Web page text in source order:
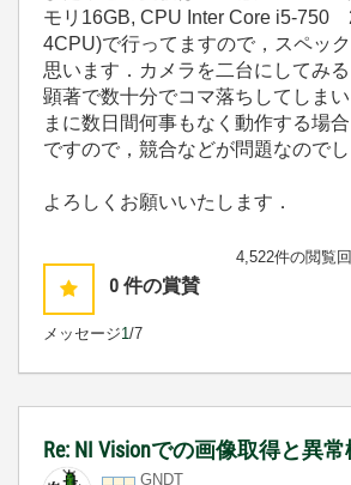
モリ16GB, CPU Inter Core i5-750
4CPU)で行ってますので，スペッ
思います．カメラを二台にしてみ
顕著で数十分でコマ落ちしてしま
まに数日間何事もなく動作する場合
ですので，競合などが問題なのでし
よろしくお願いいたします．
0 件の賞賛
メッセージ1/7
4,522件の閲覧
Re: NI Visionでの画像取得と異常
GNDT